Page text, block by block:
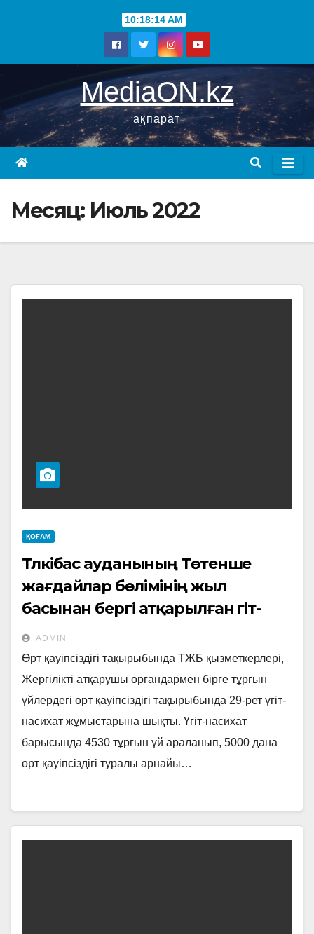
10:18:15 AM
MediaON.kz
ақпарат
Месяц: Июль 2022
ҚОҒАМ
Түлкібас ауданының Төтенше
жағдайлар бөлімінің жыл
басынан бергі атқарылған үгіт-
насихат жұмыстары.
ADMIN
Өрт қауіпсіздігі тақырыбында ТЖБ қызметкерлері,
Жергілікті атқарушы органдармен бірге тұрғын
үйлердегі өрт қауіпсіздігі тақырыбында 29-рет үгіт-
насихат жұмыстарына шықты. Үгіт-насихат
барысында 4530 тұрғын үй араланып, 5000 дана
өрт қауіпсіздігі туралы арнайы…